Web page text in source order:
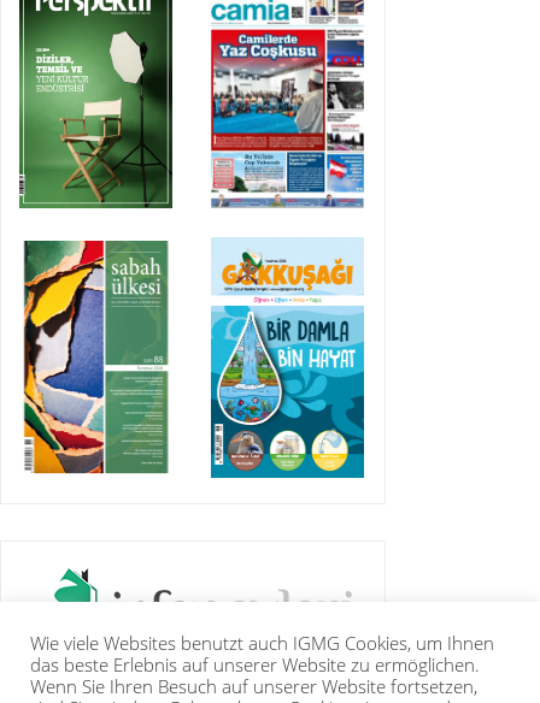
Wie viele Websites benutzt auch IGMG Cookies, um Ihnen
das beste Erlebnis auf unserer Website zu ermöglichen.
Wenn Sie Ihren Besuch auf unserer Website fortsetzen,